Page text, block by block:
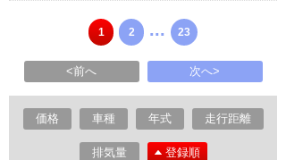
1 2 ... 23
<前へ 次へ>
価格 車種 年式 走行距離
排気量 登録順